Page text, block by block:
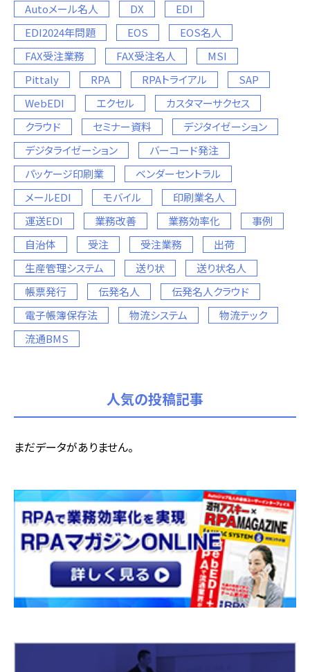
Autoメール名人
DX
EDI
EDI2024年問題
EOS
EOS名人
FAX受注業務
FAX受注名人
MSI
Pittaly
RPA RPAトライアル
SAP
WebEDI
エクセル
カスタマーサクセス
クラウド
セミナー資料
デジタイゼーション
デジタライゼーション
バーコード発注
パッケージ印刷業
ベンダーセントラル
メールEDI
モバイル
印刷業名人
運送EDI
業務改善 業務効率化
事例
自治体
受注 受注業務
出荷
生産管理システム
送り状
送り状名人
帳票発行
伝発名人
伝発名人クラウド
電子帳簿保存法
物流システム
物流テック
流通BMS
人気の投稿記事
まだデータがありません。